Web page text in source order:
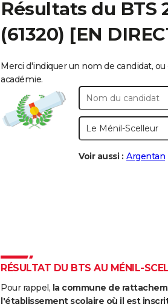
Résultats du BTS
(61320) [EN
Merci d'indiquer un nom de candidat,
académie.
Voir aussi : Argentan
RÉSULTAT DU BTS AU MÉNIL-
Pour rappel, la commune de
l'établissement scolaire où il est